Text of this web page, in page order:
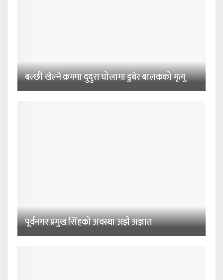
बल्छी खेल्ने क्रममा दुदुरा घोलामा डुबेर बालकको मृत्यु
पूर्वनगर प्रमुख सिंहको अवस्था अझै अज्ञात